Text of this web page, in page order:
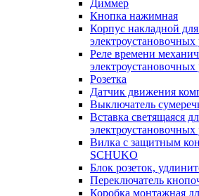
Диммер
Кнопка нажимная
Корпус накладной
электроустановочных
Реле времени
электроустановочных
Розетка
Датчик движения
Выключатель
Вставка светящаяся
электроустановочных
Вилка с защитным
SCHUKO
Блок розеток,
Переключатель
Коробка монтажная